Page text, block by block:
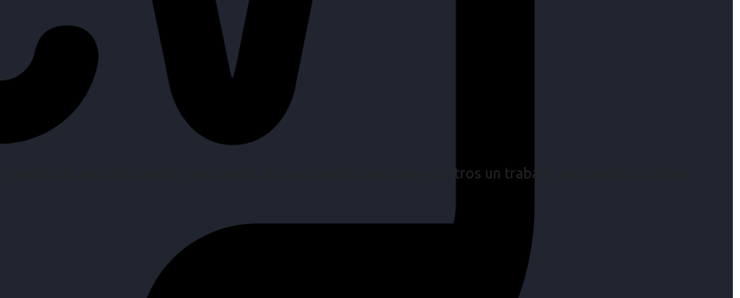
personas en la búsqueda y encuentro de sus objetivos es para nosotros un trabajo, pero antes un placer.